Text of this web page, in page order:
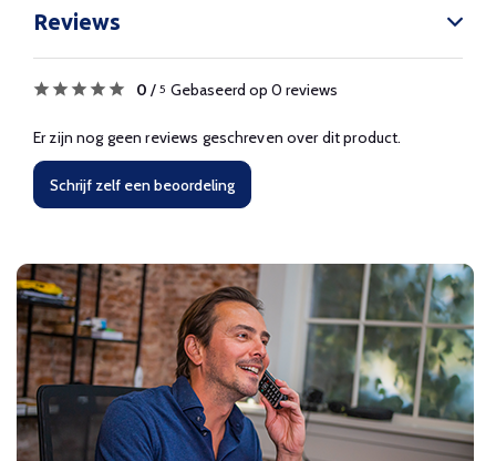
Reviews
0 / 5 Gebaseerd op 0 reviews
Er zijn nog geen reviews geschreven over dit product.
Schrijf zelf een beoordeling